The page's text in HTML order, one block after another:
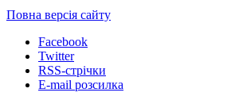
Повна версія сайту
Facebook
Twitter
RSS-стрічки
E-mail розсилка